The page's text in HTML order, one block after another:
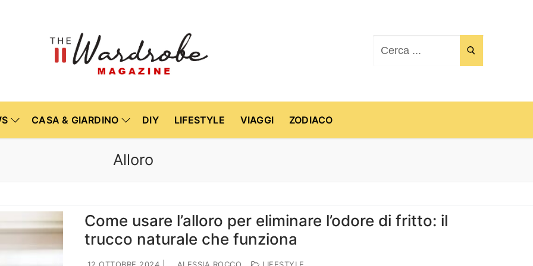
CASA & GIARDINO DIY LIFESTYLE VIAGGI ZODIACO
Alloro
Come usare l’alloro per eliminare l’odore di fritto: il
trucco naturale che funziona